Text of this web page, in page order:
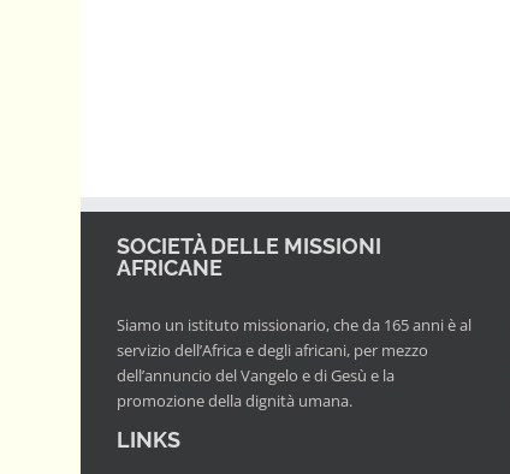
SOCIETÀ DELLE MISSIONI
AFRICANE
Siamo un istituto missionario, che da 165 anni è al
servizio dell’Africa e degli africani, per mezzo
dell’annuncio del Vangelo e di Gesù e la
promozione della dignità umana.
LINKS